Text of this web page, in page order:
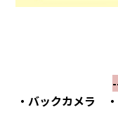
・バックカメラ